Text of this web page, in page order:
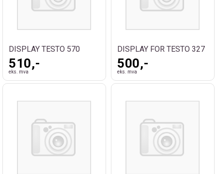
DISPLAY TESTO 570
510,-
eks. mva
DISPLAY FOR TESTO 327
500,-
eks. mva